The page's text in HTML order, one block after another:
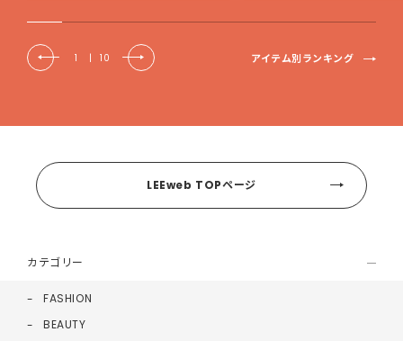
1 | 10 アイテム別ランキング
LEEweb TOPページ
カテゴリー
FASHION
BEAUTY